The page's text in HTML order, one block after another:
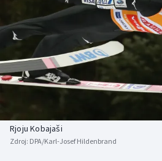
DALŠÍ SPORTY
Americký fotbal
Baseball a softbal
Biatlon
NEPŘEHLÉDNĚTE
Soutěže
Aplikace ČT sport
Rjoju Kobajaši
Zdroj: DPA/Karl-Josef Hildenbrand